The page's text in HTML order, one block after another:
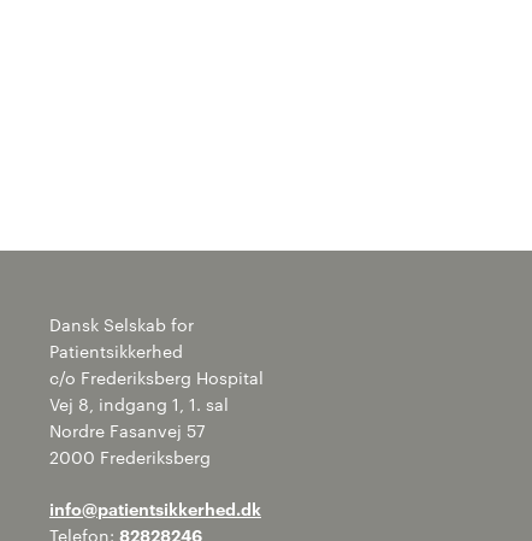
Dansk Selskab for
Patientsikkerhed
c/o Frederiksberg Hospital
Vej 8, indgang 1, 1. sal
Nordre Fasanvej 57
2000 Frederiksberg
info@patientsikkerhed.dk
Telefon: 82828246